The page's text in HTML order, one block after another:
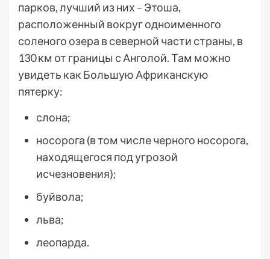
парков, лучший из них – Этоша,
расположенный вокруг одноименного
соленого озера в северной части страны, в
130 км от границы с Анголой. Там можно
увидеть как Большую Африканскую
пятерку:
слона;
носорога (в том числе черного носорога,
находящегося под угрозой
исчезновения);
буйвола;
льва;
леопарда.